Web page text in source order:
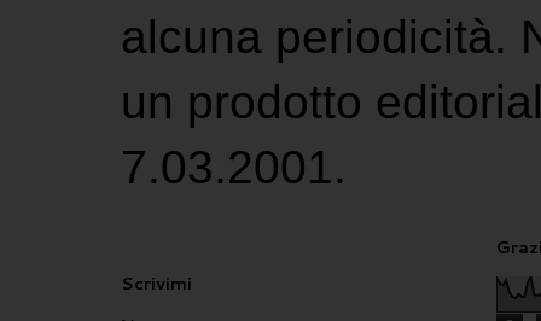
alcuna periodicità.
un prodotto
7.03.2001.
Scrivimi